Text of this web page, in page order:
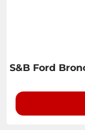
S&B Ford